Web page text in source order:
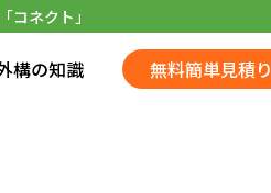
ネクト」
構の知識 無料簡単見積り